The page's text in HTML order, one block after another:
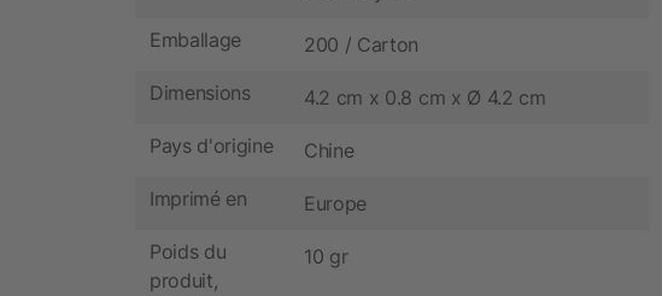
Emballage 200 / Carton
Dimensions 4.2 cm x 0.8 cm x Ø 4.2 cm
Pays d'origine Chine
Imprimé en Europe
Poids du
produit,
10 gr